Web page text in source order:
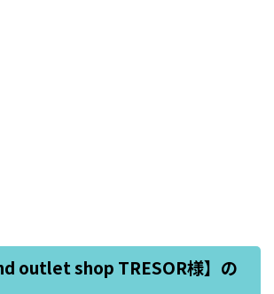
outlet shop TRESOR様】の